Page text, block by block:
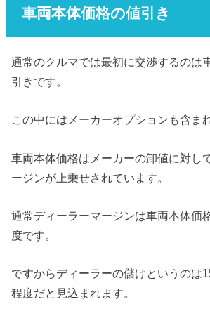
車両本体価格の値引き
通常のクルマでは最初に交渉するのは
引きです。
この中にはメーカーオプションも含ま
車両本体価格はメーカーの卸値に対し
ージンが上乗せされています。
通常ディーラーマージンは車両本体価
度です。
ですからディーラーの儲けというのは
程度だと見込まれます。